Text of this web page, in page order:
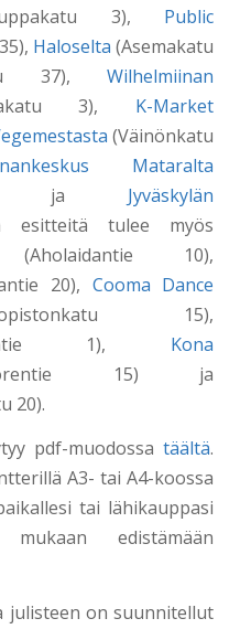
3), Public
Haloselta (Asemakatu
37),Wilhelmiinan
3), K-Market
(Väinönkatu
Mataralta
6) ja Jyväskylän
esitteitä tulee myös
10),
20), Cooma Dance
15),
1), Kona
15) ja
20).
pdf-muodossatäältä.
A3- tai A4-koossa
tai lähikauppasi
edistämään
julisteen on suunnitellut